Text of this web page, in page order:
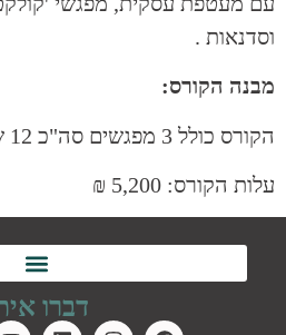
וסדנאות .
מבנה הקורס:
הקורס כולל 3 מפגשים סה"כ 12 שעות אקדמאיות
עלות הקורס: 5,200 ₪
דברו